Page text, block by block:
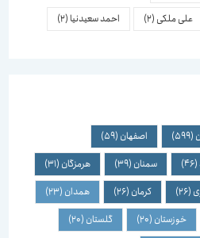
علی ملکی(2) احمد سعیدنیا(2)
اصفهان(59)
سمنان(39) هرمزگان(31)
کرمان(26) همدان(23)
خوزستان(20) گلستان(20)